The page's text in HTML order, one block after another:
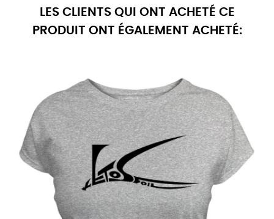
LES CLIENTS QUI ONT ACHETÉ CE
PRODUIT ONT ÉGALEMENT ACHETÉ: